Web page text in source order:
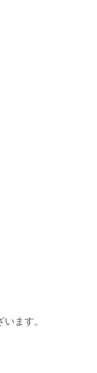
ます。